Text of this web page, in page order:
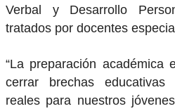
Verbal y Desarrollo
tratados por docentes
“La preparación académica
cerrar brechas
reales para nuestros